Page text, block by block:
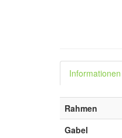
Informationen
Rahmen
Gabel